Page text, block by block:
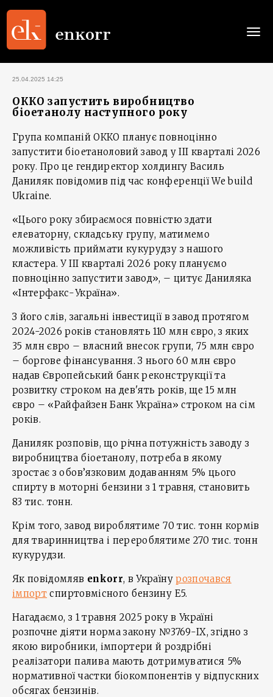
25.04.2025 14:25
ОККО запустить виробництво
біоетанолу наступного року
Група компаній ОККО планує повноцінно
запустити біоетаноловий завод у ІІІ кварталі 2026
року. Про це гендиректор холдингу Василь
Даниляк повідомив під час конференції We build
Ukraine.
«Цього року збираємося повністю здати
елеваторну, складську групу, матимемо
можливість приймати кукурудзу з нашого
кластера. У ІІІ кварталі 2026 року плануємо
повноцінно запустити завод», – цитує Даниляка
«Інтерфакс-Україна».
З його слів, загальні інвестиції в завод протягом
2024-2026 років становлять 110 млн євро, з яких
35 млн євро – власний внесок групи, 75 млн євро
– боргове фінансування. З нього 60 млн євро
надав Європейський банк реконструкції та
розвитку строком на дев'ять років, ще 15 млн
євро – «Райфайзен Банк Україна» строком на сім
років.
Даниляк розповів, що річна потужність заводу з
виробництва біоетанолу, потреба в якому
зростає з обов’язковим додаванням 5% цього
спирту в моторні бензини з 1 травня, становить
83 тис. тонн.
Крім того, завод вироблятиме 70 тис. тонн кормів
для тваринництва і перероблятиме 270 тис. тонн
кукурудзи.
Як повідомляв enkorr, в Українурозпочався
імпорт спиртовмісного бензину Е5.
Нагадаємо, з 1 травня 2025 року в Україні
розпочне діяти норма закону №3769-IX, згідно з
якою виробники, імпортери й роздрібні
реалізатори палива мають дотримуватися 5%
нормативної частки біокомпонентів у відпускних
обсягах бензинів.